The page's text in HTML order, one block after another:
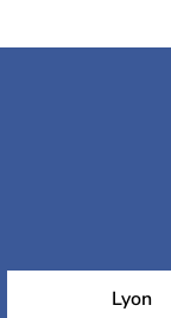
Lyon